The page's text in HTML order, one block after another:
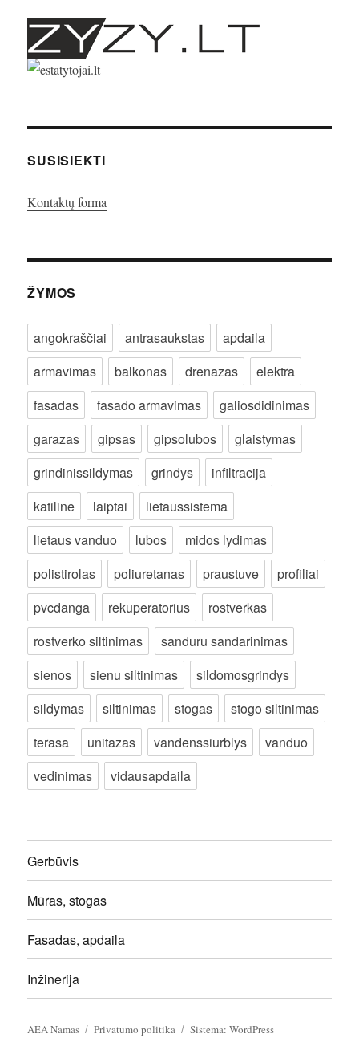
SUSISIEKTI
Kontaktų forma
ŽYMOS
angokraščiai antrasaukstas
apdaila
armavimas
balkonas drenazas
elektra
fasadas
fasado armavimas
galiosdidinimas
garazas
gipsas gipsolubos
glaistymas
grindinissildymas
grindys
infiltracija
katiline
laiptai
lietaussistema
lietaus vanduo
lubos
midos lydimas
polistirolas
poliuretanas praustuve
profiliai
pvcdanga
rekuperatorius
rostverkas
rostverko siltinimas
sanduru sandarinimas
sienos
sienu siltinimas
sildomosgrindys
sildymas
siltinimas stogas
stogo siltinimas
terasa
unitazas vandenssiurblys
vanduo
vedinimas
vidausapdaila
Gerbūvis
Mūras, stogas
Fasadas, apdaila
Inžinerija
AEA Namas Privatumo politika Sistema: WordPress